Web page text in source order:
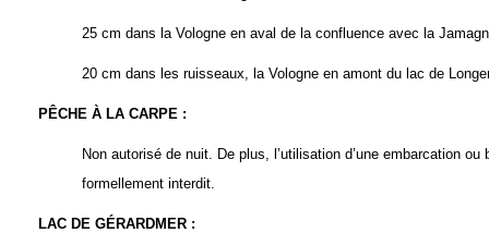
25 cm dans la Vologne en aval de la confluence avec la
20 cm dans les ruisseaux, la Vologne en amont du lac de
PÊCHE À LA CARPE :
Non autorisé de nuit. De plus, l’utilisation d’une embarcation
formellement interdit.
LAC DE GÉRARDMER :